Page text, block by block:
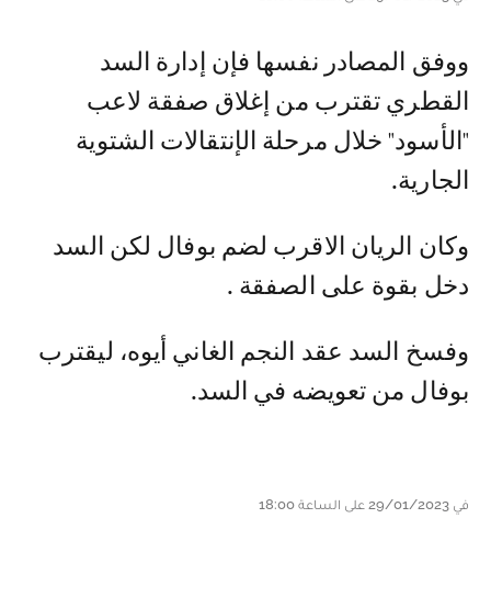
و وفق المصادر نفسها فإن إدارة السد
القطري تقترب من إغلاق صفقة لاعب
"الأسود" خلال مرحلة الإنتقالات الشتوية
الجارية.
وكان الريان الاقرب لضم بوفال لكن السد
دخل بقوة على الصفقة .
وفسخ السد عقد النجم الغاني أيوه، ليقترب
بوفال من تعويضه في السد.
في 29/01/2023 على الساعة 18:00